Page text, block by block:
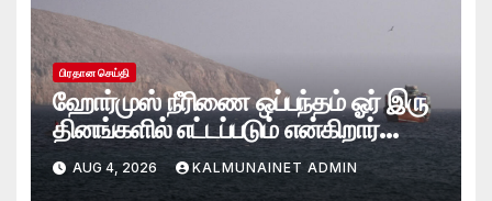
பிரதான செய்தி
ஹோர்முஸ் நீரிணை ஒப்பந்தம் ஓர் இரு
தினங்களில் எட்டப்படும் என்கிறார்
அமெரிக்க கருவூலச் செயலாளர்
ஸ்காட் பெசென்ட்!
AUG 4, 2026 KALMUNAINET ADMIN